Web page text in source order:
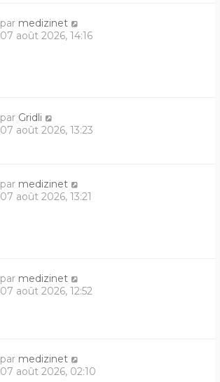
par medizinet
07 août 2026, 14:16
par Gridli
07 août 2026, 13:23
par medizinet
07 août 2026, 13:21
par medizinet
07 août 2026, 12:52
par medizinet
07 août 2026, 02:10